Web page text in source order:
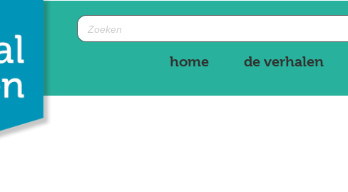
home de verhalen